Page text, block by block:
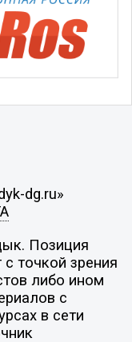
dg.ru»
Позиция
точкой зрения
либо ином
с
в сети